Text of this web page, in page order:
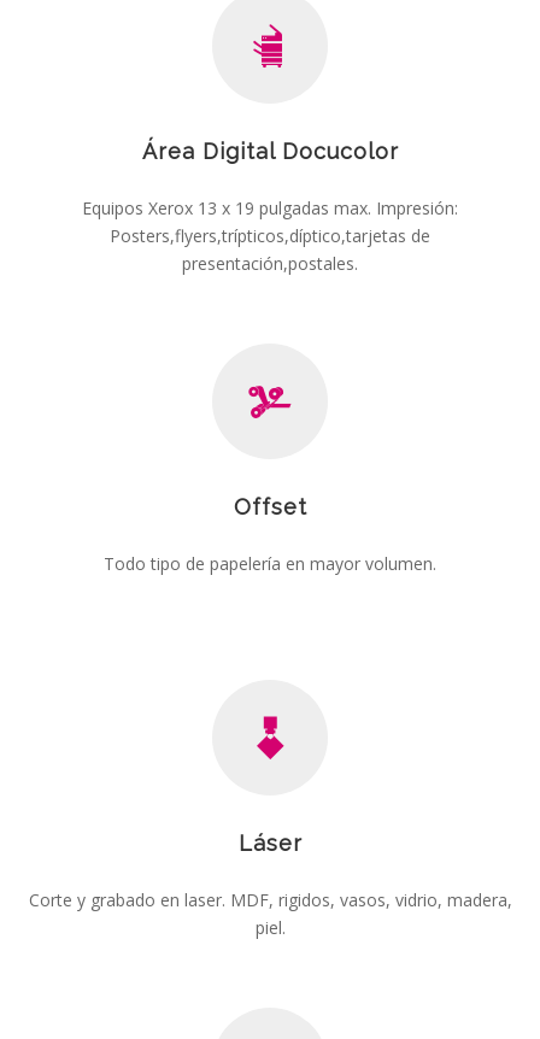
Área Digital Docucolor
Equipos Xerox 13 x 19 pulgadas max. Impresión:
Posters,flyers,trípticos,díptico,tarjetas de
presentación,postales.
Offset
Todo tipo de papelería en mayor volumen.
Láser
Corte y grabado en laser. MDF, rigidos, vasos, vidrio, madera,
piel.